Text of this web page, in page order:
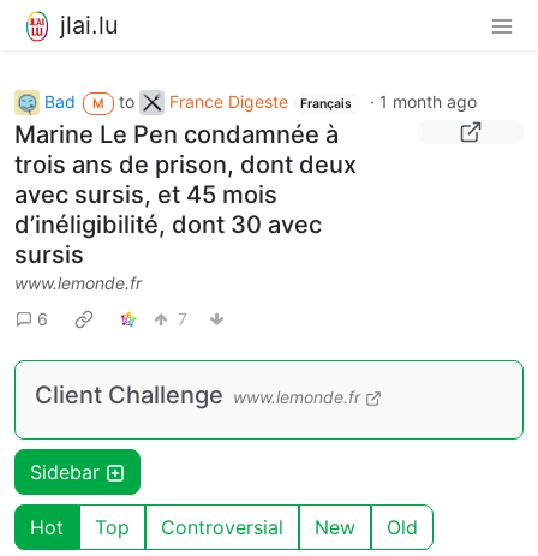
jlai.lu
Bad M to France Digeste Français · 1 month ago
Marine Le Pen condamnée à
trois ans de prison, dont deux
avec sursis, et 45 mois
d’inéligibilité, dont 30 avec
sursis
www.lemonde.fr
6
7
Client Challenge www.lemonde.fr
Sidebar
Hot Top Controversial New Old